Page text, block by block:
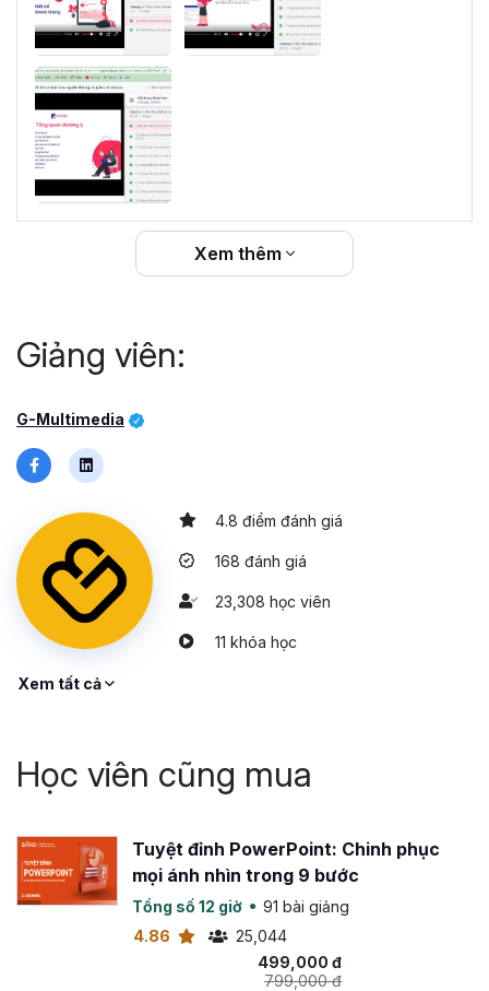
Xem thêm
Giảng viên:
G-Multimedia
4.8 điểm đánh giá
168 đánh giá
23,308 học viên
11 khóa học
Xem tất cả
Học viên cũng mua
Tuyệt đỉnh PowerPoint: Chinh phục
mọi ánh nhìn trong 9 bước
Tổng số 12 giờ
91 bài giảng
4.86
25,044
499,000 đ
799,000 đ